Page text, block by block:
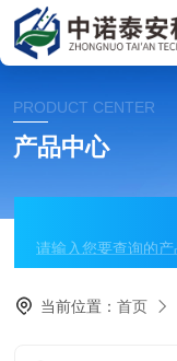
PRODUCT CENTER
产品中心
当前位置：首页